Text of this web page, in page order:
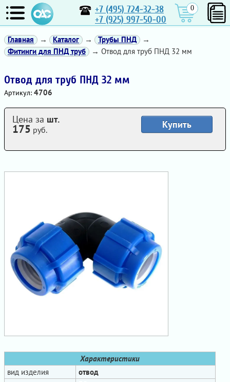
+7 (495) 724-32-38
+7 (925) 997-50-00
0
Главная → Каталог → Трубы ПНД
→
Фитинги для ПНД труб
→ Отвод для труб ПНД 32 мм
Отвод для труб ПНД 32 мм
Артикул: 4706
Характеристики
вид изделия
отвод
Купить
Цена за шт.
175 руб.